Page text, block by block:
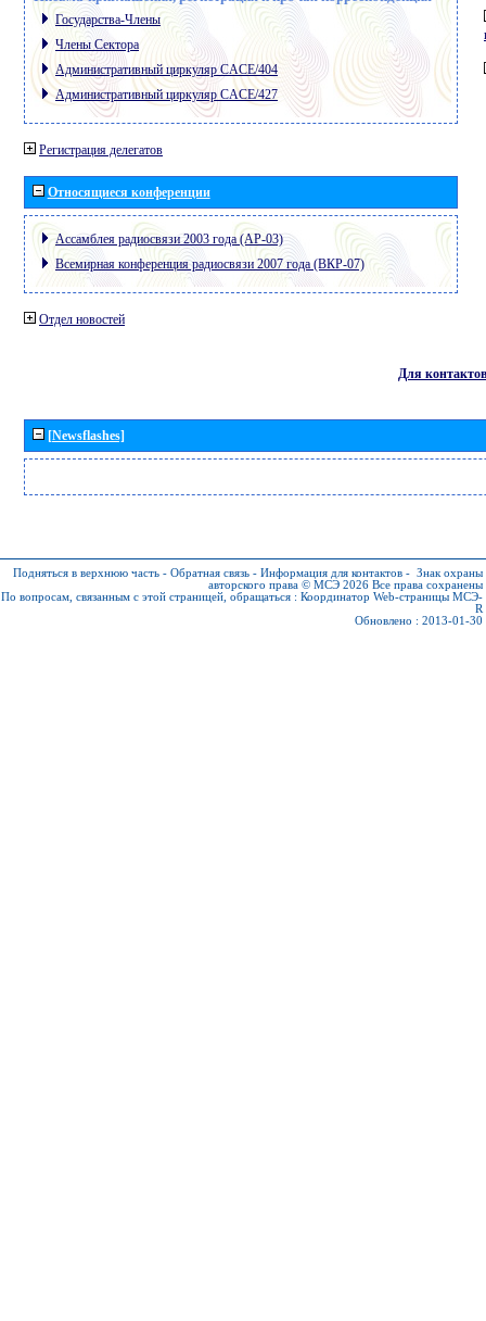
Государства-Члены
Члены Сектора
Административный циркуляр CACE/404
Административный циркуляр CACE/427
Регистрация делегатов
Относящиеся конференции
Ассамблея радиосвязи 2003 года (АР-03)
Всемирная конференция радиосвязи 2007 года (ВКР-07)
Отдел новостей
Для контактов
[Newsflashes]
Подняться в верхнюю часть - Обратная связь - Информация для контактов - Знак охраны
авторского права © МСЭ 2026 Все права сохранены
По вопросам, связанным с этой страницей, обращаться : Координатор Web-страницы МСЭ-
R
Обновлено : 2013-01-30